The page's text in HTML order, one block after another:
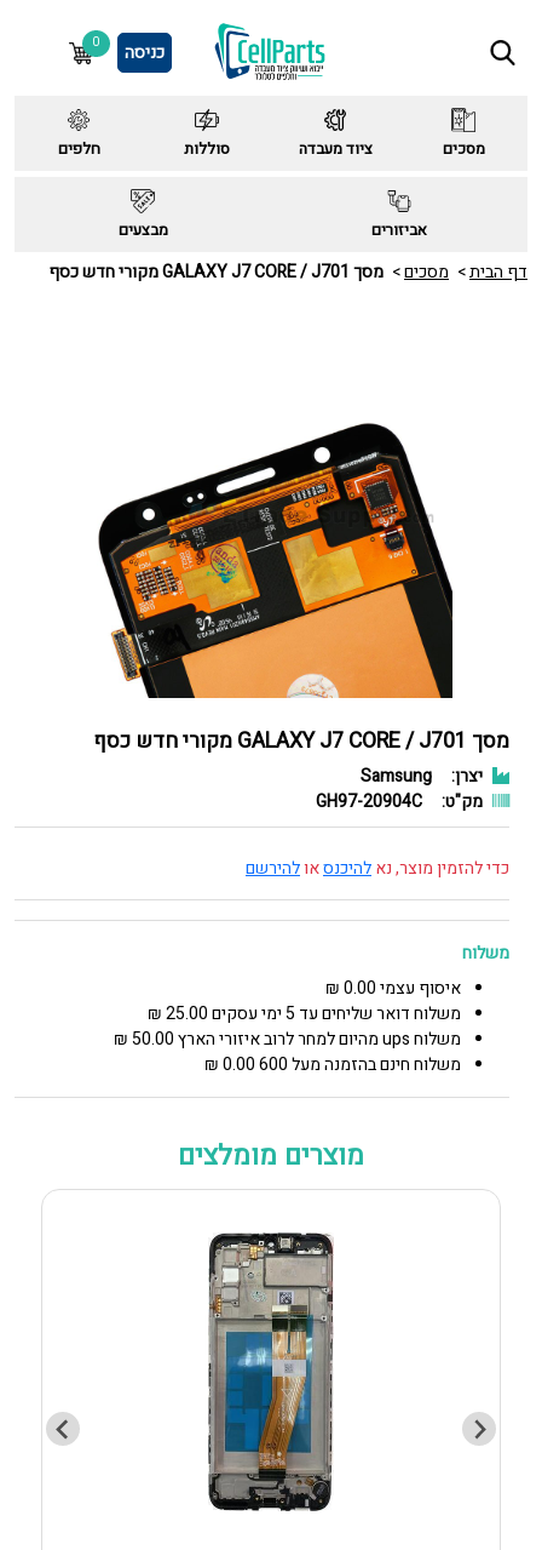
כניסה 0
מסכים ציוד מעבדה סוללות חלפים
אביזורים מבצעים
דף הבית מסכים מסך GALAXY J7 CORE / J701 מקורי חדש כסף
מסך GALAXY J7 CORE / J701 מקורי חדש כסף
יצרן:
Samsung
מק"ט:
GH97-20904C
כדי להזמין מוצר, נאלהיכנסאולהירשם
משלוח
איסוף עצמי 0.00 ₪
משלוח דואר שליחים עד 5 ימי עסקים 25.00 ₪
משלוח ups מהיום למחר לרוב איזורי הארץ 50.00 ₪
משלוח חינם בהזמנה מעל 600 0.00 ₪
מוצרים מומלצים